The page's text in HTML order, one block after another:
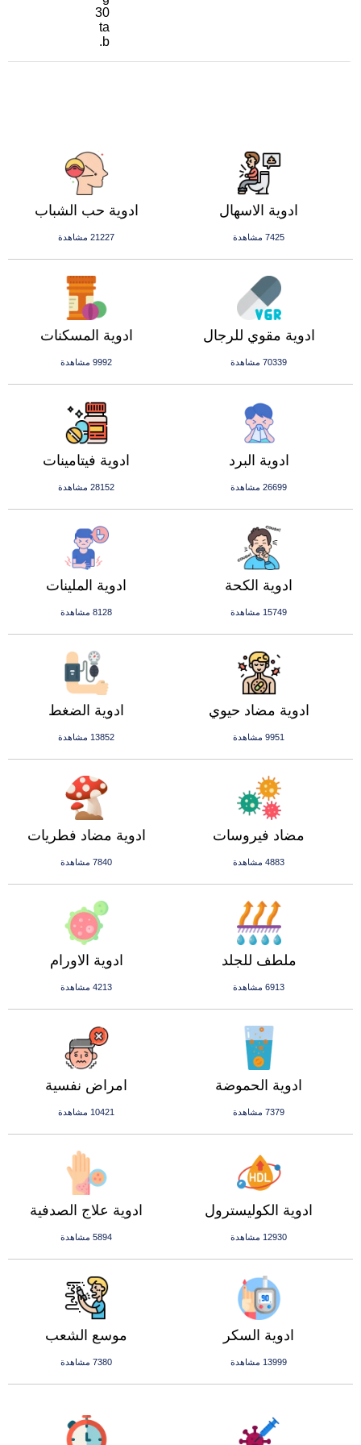
30
ta
b.
ادوية حب الشباب
21227 مشاهدة
ادوية الاسهال
7425 مشاهدة
ادوية المسكنات
9992 مشاهدة
ادوية مقوي للرجال
70339 مشاهدة
ادوية فيتامينات
28152 مشاهدة
ادوية البرد
26699 مشاهدة
ادوية الملينات
8128 مشاهدة
ادوية الكحة
15749 مشاهدة
ادوية الضغط
13852 مشاهدة
ادوية مضاد حيوي
9951 مشاهدة
ادوية مضاد فطريات
7840 مشاهدة
مضاد فيروسات
4883 مشاهدة
ادوية الاورام
4213 مشاهدة
ملطف للجلد
6913 مشاهدة
امراض نفسية
10421 مشاهدة
ادوية الحموضة
7379 مشاهدة
ادوية علاج الصدفية
5894 مشاهدة
ادوية الكوليسترول
12930 مشاهدة
موسع الشعب
7380 مشاهدة
ادوية السكر
13999 مشاهدة